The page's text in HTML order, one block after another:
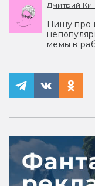
Дмитрий
Пишу про
мемы в